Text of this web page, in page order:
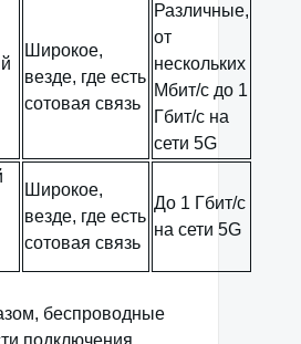
Широкое,
везде, где есть
сотовая связь
Различные,
от
нескольких
Мбит/с до 1
Гбит/с на
сети 5G
Широкое,
везде, где есть
сотовая связь
До 1 Гбит/с
на сети 5G
беспроводные
подключения